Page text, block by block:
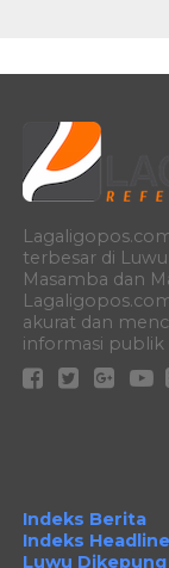
terbesar di
Masamba dan
akurat dan
informasi publik
Indeks Berita
Indeks Headline
Luwu